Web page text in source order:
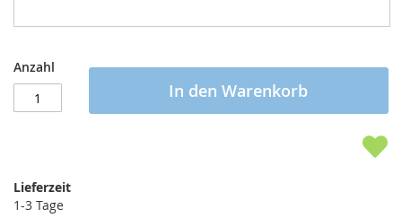
Anzahl
In den Warenkorb
Lieferzeit
1-3 Tage